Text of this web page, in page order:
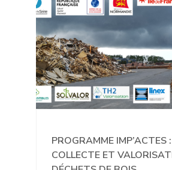
PROGRAMME IMP’ACTES :
COLLECTE ET